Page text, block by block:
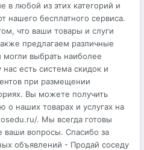
в любой из этих категорий и
нашего бесплатного сервиса.
что ваши товары и слуги
предлагаем различные
могли выбрать наиболее
есть система скидок и
при размещении
Вы можете получить
наших товарах и услугах на
. Мы всегда готовы
ваши вопросы. Спасибо за
объявлений - Продай соседу